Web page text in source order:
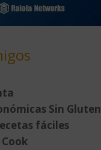
Sin Gluten
fáciles